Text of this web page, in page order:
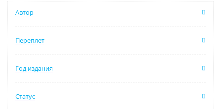
Автор
Переплет
Год издания
Статус